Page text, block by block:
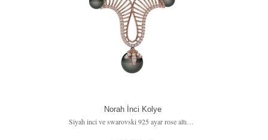
Norah İnci Kolye